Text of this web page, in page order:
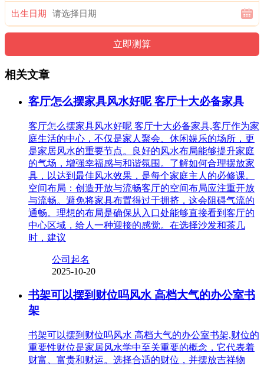
出生日期
相关文章
客厅怎么摆家具风水好呢 客厅十大必备家具
客厅怎么摆家具风水好呢 客厅十大必备家具,客厅作为家
庭生活的中心，不仅是家人聚会、休闲娱乐的场所，更
是家居风水的重要节点。良好的风水布局能够提升家庭
的气场，增强幸福感与和谐氛围。了解如何合理摆放家
具，以达到最佳风水效果，是每个家庭主人的必修课。
空间布局：创造开放与流畅客厅的空间布局应注重开放
与流畅。避免将家具布置得过于拥挤，这会阻碍气流的
通畅。理想的布局是确保从入口处能够直接看到客厅的
中心区域，给人一种迎接的感觉。在选择沙发和茶几
时，建议
公司起名
2025-10-20
书架可以摆到财位吗风水 高档大气的办公室书
架
书架可以摆到财位吗风水 高档大气的办公室书架,财位的
重要性财位是家居风水学中至关重要的概念，它代表着
财富、富贵和财运。选择合适的财位，并摆放吉祥物